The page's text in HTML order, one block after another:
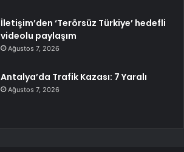
İletişim’den ‘Terörsüz Türkiye’ hedefli
videolu paylaşım
Ağustos 7, 2026
Antalya’da Trafik Kazası: 7 Yaralı
Ağustos 7, 2026